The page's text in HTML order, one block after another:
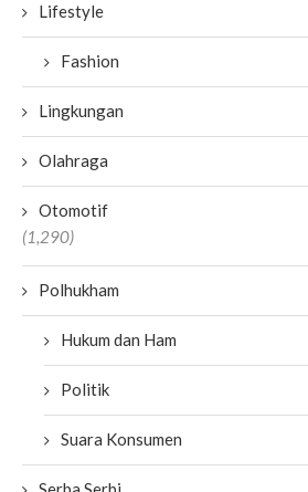
Lifestyle
Fashion
Lingkungan
Olahraga
Otomotif
(1,290)
Polhukham
Hukum dan Ham
Politik
Suara Konsumen